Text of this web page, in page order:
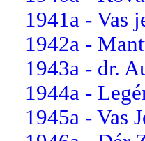
1941a - Vas
1942a -
1943a - dr.
1944a -
1945a - Vas